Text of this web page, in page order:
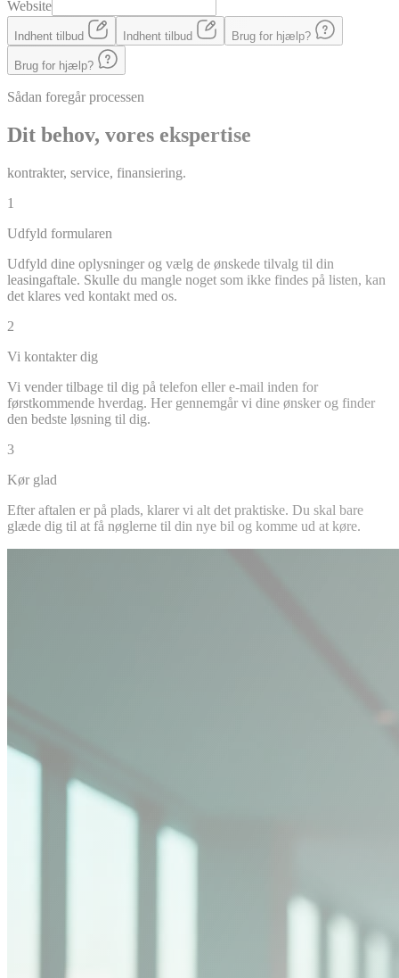
Website
Indhent tilbud Indhent tilbud Brug for hjælp?
Brug for hjælp?
Sådan foregår processen
Dit behov, vores ekspertise
kontrakter, service, finansiering.
1
Udfyld formularen
Udfyld dine oplysninger og vælg de ønskede tilvalg til din
leasingaftale. Skulle du mangle noget som ikke findes på listen, kan
det klares ved kontakt med os.
2
Vi kontakter dig
Vi vender tilbage til dig på telefon eller e-mail inden for
førstkommende hverdag. Her gennemgår vi dine ønsker og finder
den bedste løsning til dig.
3
Kør glad
Efter aftalen er på plads, klarer vi alt det praktiske. Du skal bare
glæde dig til at få nøglerne til din nye bil og komme ud at køre.